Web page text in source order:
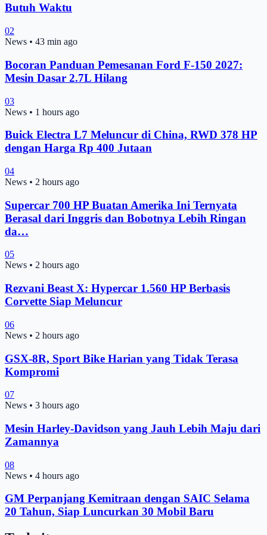
Butuh Waktu
02
News • 43 min ago
Bocoran Panduan Pemesanan Ford F-150 2027:
Mesin Dasar 2.7L Hilang
03
News • 1 hours ago
Buick Electra L7 Meluncur di China, RWD 378 HP
dengan Harga Rp 400 Jutaan
04
News • 2 hours ago
Supercar 700 HP Buatan Amerika Ini Ternyata
Berasal dari Inggris dan Bobotnya Lebih Ringan
da…
05
News • 2 hours ago
Rezvani Beast X: Hypercar 1.560 HP Berbasis
Corvette Siap Meluncur
06
News • 2 hours ago
GSX-8R, Sport Bike Harian yang Tidak Terasa
Kompromi
07
News • 3 hours ago
Mesin Harley-Davidson yang Jauh Lebih Maju dari
Zamannya
08
News • 4 hours ago
GM Perpanjang Kemitraan dengan SAIC Selama
20 Tahun, Siap Luncurkan 30 Mobil Baru